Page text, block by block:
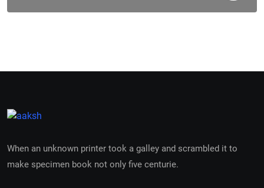
When an unknown printer took a galley and scrambled it to
make specimen book not only five centurie.